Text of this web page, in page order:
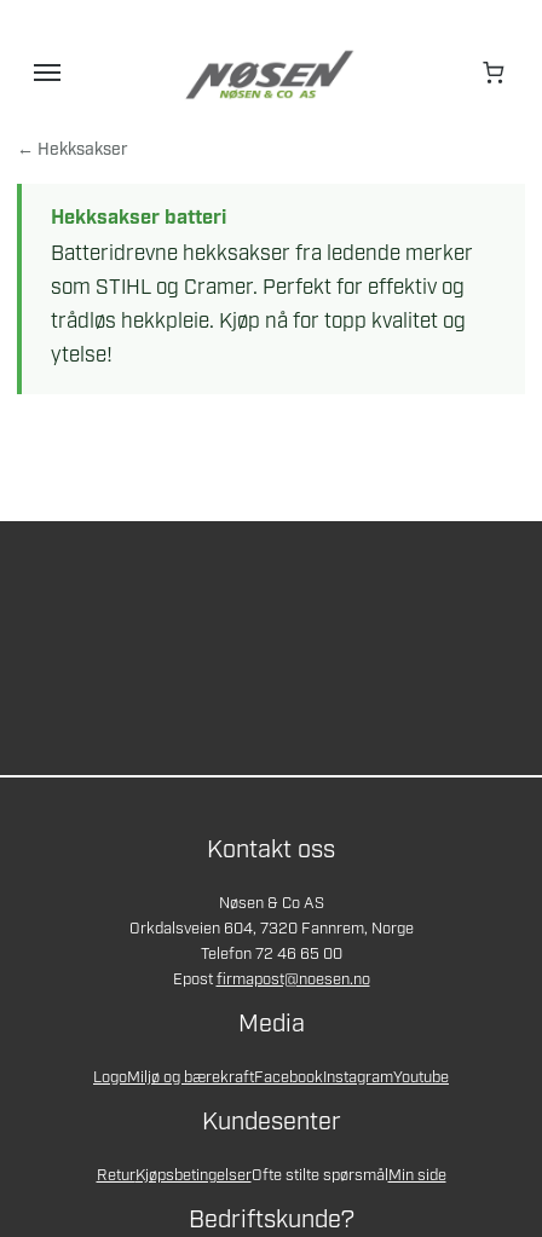
← Hekksakser
Hekksakser batteri
Batteridrevne hekksakser fra ledende merker
som STIHL og Cramer. Perfekt for effektiv og
trådløs hekkpleie. Kjøp nå for topp kvalitet og
ytelse!
Kontakt oss
Nøsen & Co AS
Orkdalsveien 604, 7320 Fannrem, Norge
Telefon 72 46 65 00
Epostfirmapost@noesen.no
Media
LogoMiljø og bærekraftFacebookInstagramYoutube
Kundesenter
ReturKjøpsbetingelserOfte stilte spørsmålMin side
Bedriftskunde?